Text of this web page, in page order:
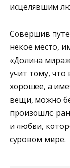
исцелявшим
Совершив
некое место,
«Долина
учит тому,
хорошее, а
вещи, можно
произошло
и любви,
суровом мире.